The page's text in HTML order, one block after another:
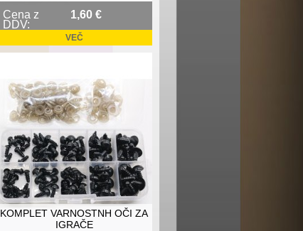
Cena z
DDV:
1,60 €
VEČ
KOMPLET VARNOSTNH OČI ZA
IGRAČE